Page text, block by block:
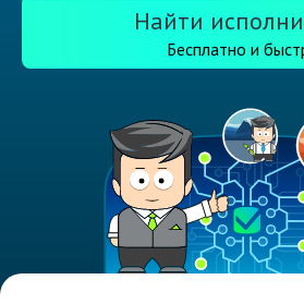
Найти
Бесплатно и